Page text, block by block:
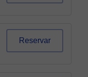
Reservar